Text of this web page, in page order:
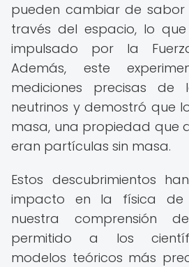
pueden cambiar de sabor
través del espacio, lo
impulsado por la
Además, este
mediciones precisas
neutrinos y demostró que
masa, una propiedad que
eran partículas sin masa.
Estos descubrimientos
impacto en la física
nuestra comprensión
permitido a los
modelos teóricos más